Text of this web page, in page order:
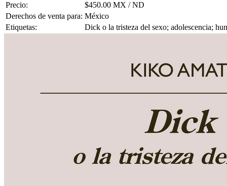
Precio:
$450.00 MX / ND
Derechos de venta para: México
Etiquetas:
Dick o la tristeza del sexo; adolescencia;